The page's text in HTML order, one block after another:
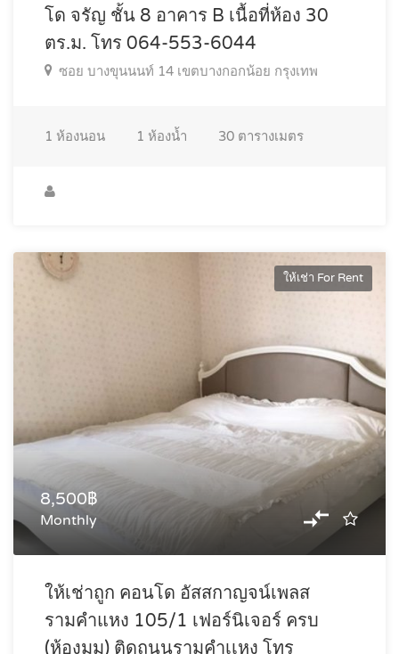
โด จรัญ ชั้น 8 อาคาร B เนื้อที่ห้อง 30
ตร.ม. โทร 064-553-6044
ซอย บางขุนนนท์ 14 เขตบางกอกน้อย กรุงเทพ
1 ห้องนอน 1 ห้องน้ำ 30 ตารางเมตร
ให้เช่า For Rent
8,500฿
Monthly
ให้เช่าถูก คอนโด อัสสกาญจน์เพลส
รามคำแหง 105/1 เฟอร์นิเจอร์ ครบ
(ห้องมุม) ติดถนนรามคำเเหง โทร